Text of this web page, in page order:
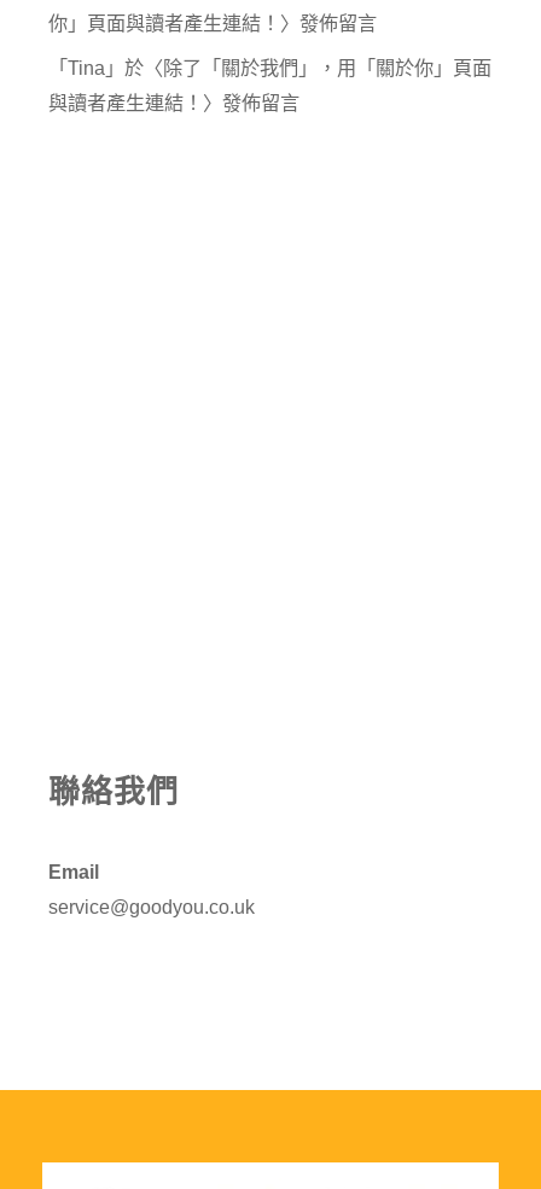
你」頁面與讀者產生連結！ 〉發佈留言
「 Tina 」於〈除了「關於我們」，用「關於你」頁面
與讀者產生連結！ 〉發佈留言
聯絡我們
Email
service@goodyou.co.uk